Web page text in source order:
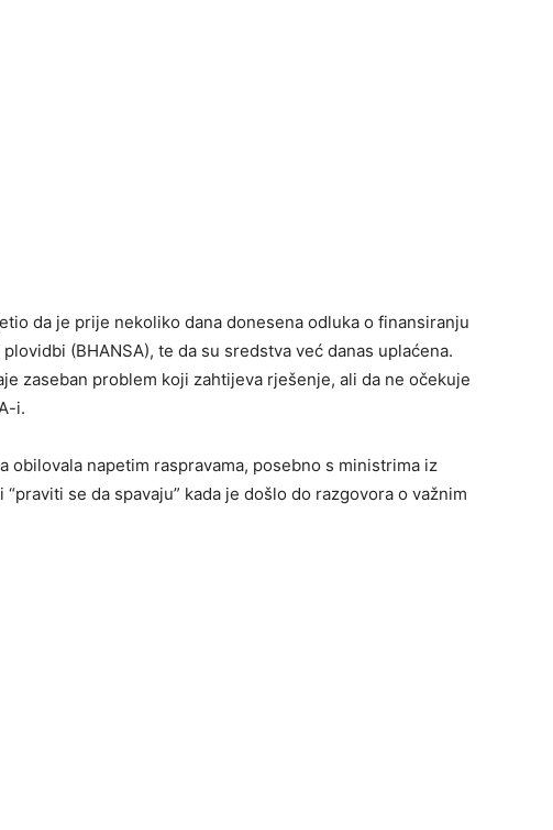
da je prije nekoliko dana donesena odluka o finansiranju
(BHANSA), te da su sredstva već danas uplaćena.
zaseban problem koji zahtijeva rješenje, ali da ne očekuje
i.
obilovala napetim raspravama, posebno s ministrima iz
se da spavaju” kada je došlo do razgovora o važnim